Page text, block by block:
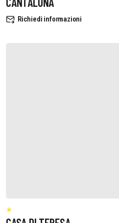
Richiedi informazioni